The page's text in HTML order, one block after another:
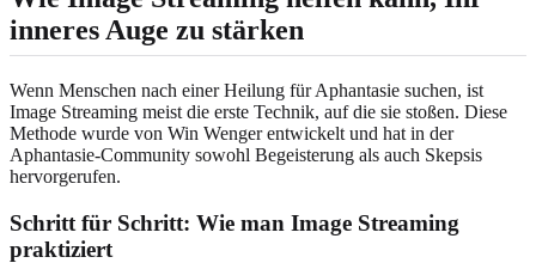
inneres Auge zu stärken
Wenn Menschen nach einer Heilung für Aphantasie suchen, ist
Image Streaming meist die erste Technik, auf die sie stoßen. Diese
Methode wurde von Win Wenger entwickelt und hat in der
Aphantasie-Community sowohl Begeisterung als auch Skepsis
hervorgerufen.
Schritt für Schritt: Wie man Image Streaming
praktiziert